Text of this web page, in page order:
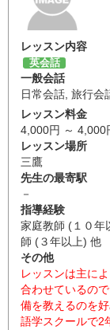
レッスン内容
英会話
一般会話
日常会話, 旅行会
レッスン料金
4,000円 ～ 4,000
レッスン場所
三鷹
先生の最寄駅
－
指導経験
家庭教師 (１０年
師 (３年以上) 他
その他
レッスンは主に
合わせているの
備を教えるのを
語学スクールで2